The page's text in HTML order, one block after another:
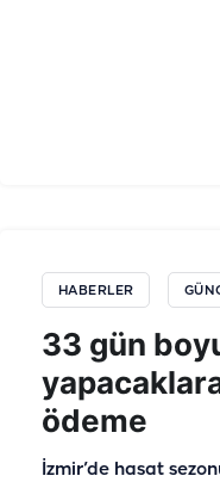
HABERLER
33 gün
ödeme
İzmir’de hasat